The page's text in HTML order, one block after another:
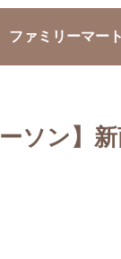
ファミリーマート
ソン】